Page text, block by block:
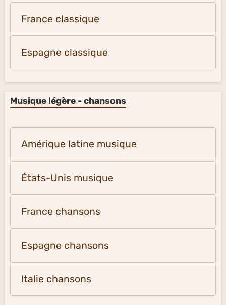
France classique
Espagne classique
Musique légère - chansons
Amérique latine musique
États-Unis musique
France chansons
Espagne chansons
Italie chansons